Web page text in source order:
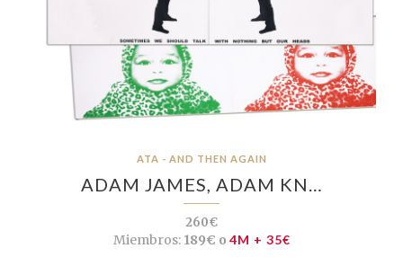
ATA - AND THEN AGAIN
ADAM JAMES, ADAM KN…
260€
Miembros:189€ o 4M + 35€